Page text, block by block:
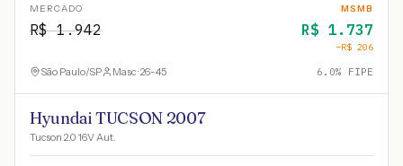
MERCADO
R$1.942
MSMB
R$ 1.737
−R$ 206
São Paulo/SP Masc · 26-45 6.0% FIPE
Hyundai TUCSON 2007
Tucson 2.0 16V Aut.